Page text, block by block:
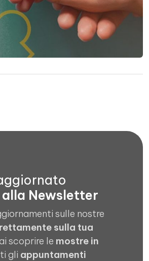
Newsletter
sulle nostre
sulla tua
scoprire le mostre in
gli appuntamenti